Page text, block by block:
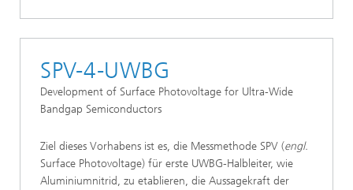
SPV-4-UWBG
Development of Surface Photovoltage for Ultra-Wide
Bandgap Semiconductors
Ziel dieses Vorhabens ist es, die Messmethode SPV (engl.
Surface Photovoltage) für erste UWBG-Halbleiter, wie
Aluminiumnitrid, zu etablieren, die Aussagekraft der